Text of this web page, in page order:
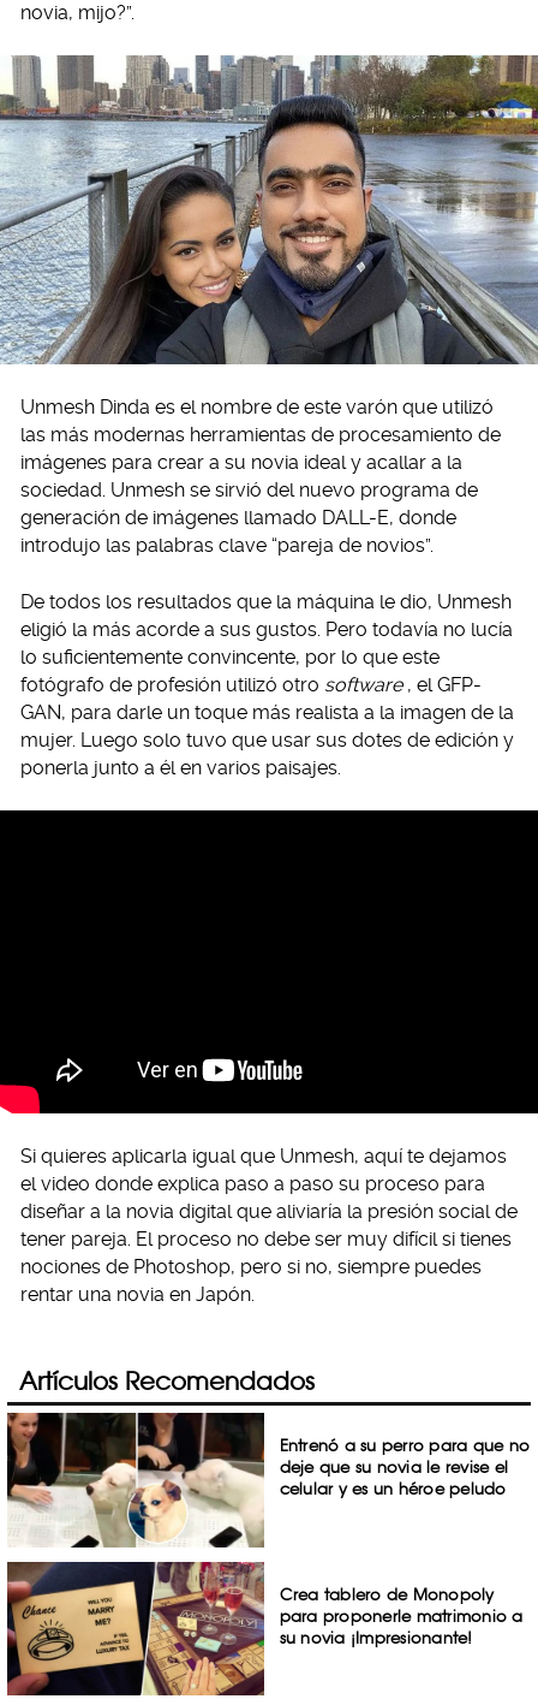
novia, mijo?”.
Unmesh Dinda es el nombre de este varón que utilizó
las más modernas herramientas de procesamiento de
imágenes para crear a su novia ideal y acallar a la
sociedad. Unmesh se sirvió del nuevo programa de
generación de imágenes llamado DALL-E, donde
introdujo las palabras clave “pareja de novios”.
De todos los resultados que la máquina le dio, Unmesh
eligió la más acorde a sus gustos. Pero todavía no lucía
lo suficientemente convincente, por lo que este
fotógrafo de profesión utilizó otro software , el GFP-
GAN, para darle un toque más realista a la imagen de la
mujer. Luego solo tuvo que usar sus dotes de edición y
ponerla junto a él en varios paisajes.
Si quieres aplicarla igual que Unmesh, aquí te dejamos
el video donde explica paso a paso su proceso para
diseñar a la novia digital que aliviaría la presión social de
tener pareja. El proceso no debe ser muy difícil si tienes
nociones de Photoshop, pero si no, siempre puedes
rentar una novia en Japón.
Artículos Recomendados
Entrenó a su perro para que no
deje que su novia le revise el
celular y es un héroe peludo
Crea tablero de Monopoly
para proponerle matrimonio a
su novia ¡Impresionante!